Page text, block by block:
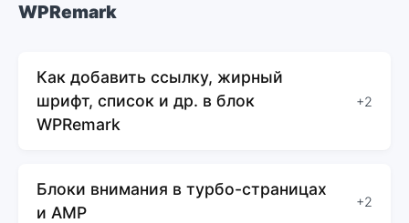
WPRemark
Как добавить ссылку, жирный
шрифт, список и др. в блок
WPRemark
+2
Блоки внимания в турбо-страницах
и AMP
+2